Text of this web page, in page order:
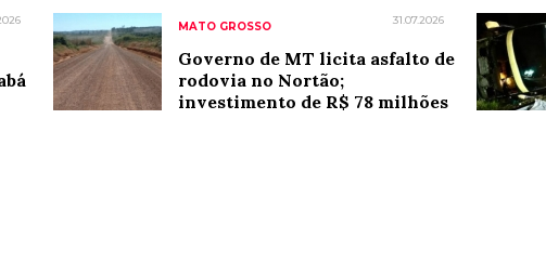
MATO GROSSO 31.07.2026
Governo de MT licita asfalto de
rodovia no Nortão;
investimento de R$ 78 milhões